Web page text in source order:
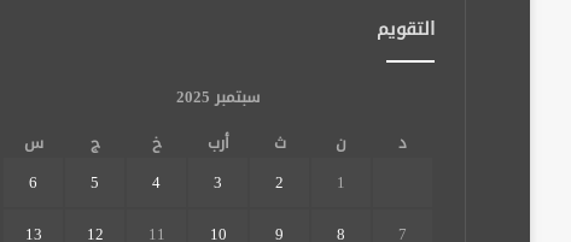
التقويم
سبتمبر 2025
د
ن ث أرب خ ج
س
1
2
3
4
5
6
7
8
9
10
11
12
13